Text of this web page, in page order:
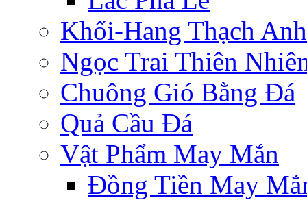
Khối-Hang Thạch Anh
Ngọc Trai Thiên
Chuông Gió Bằng Đá
Quả Cầu Đá
Vật Phẩm May Mắn
Đồng Tiền May